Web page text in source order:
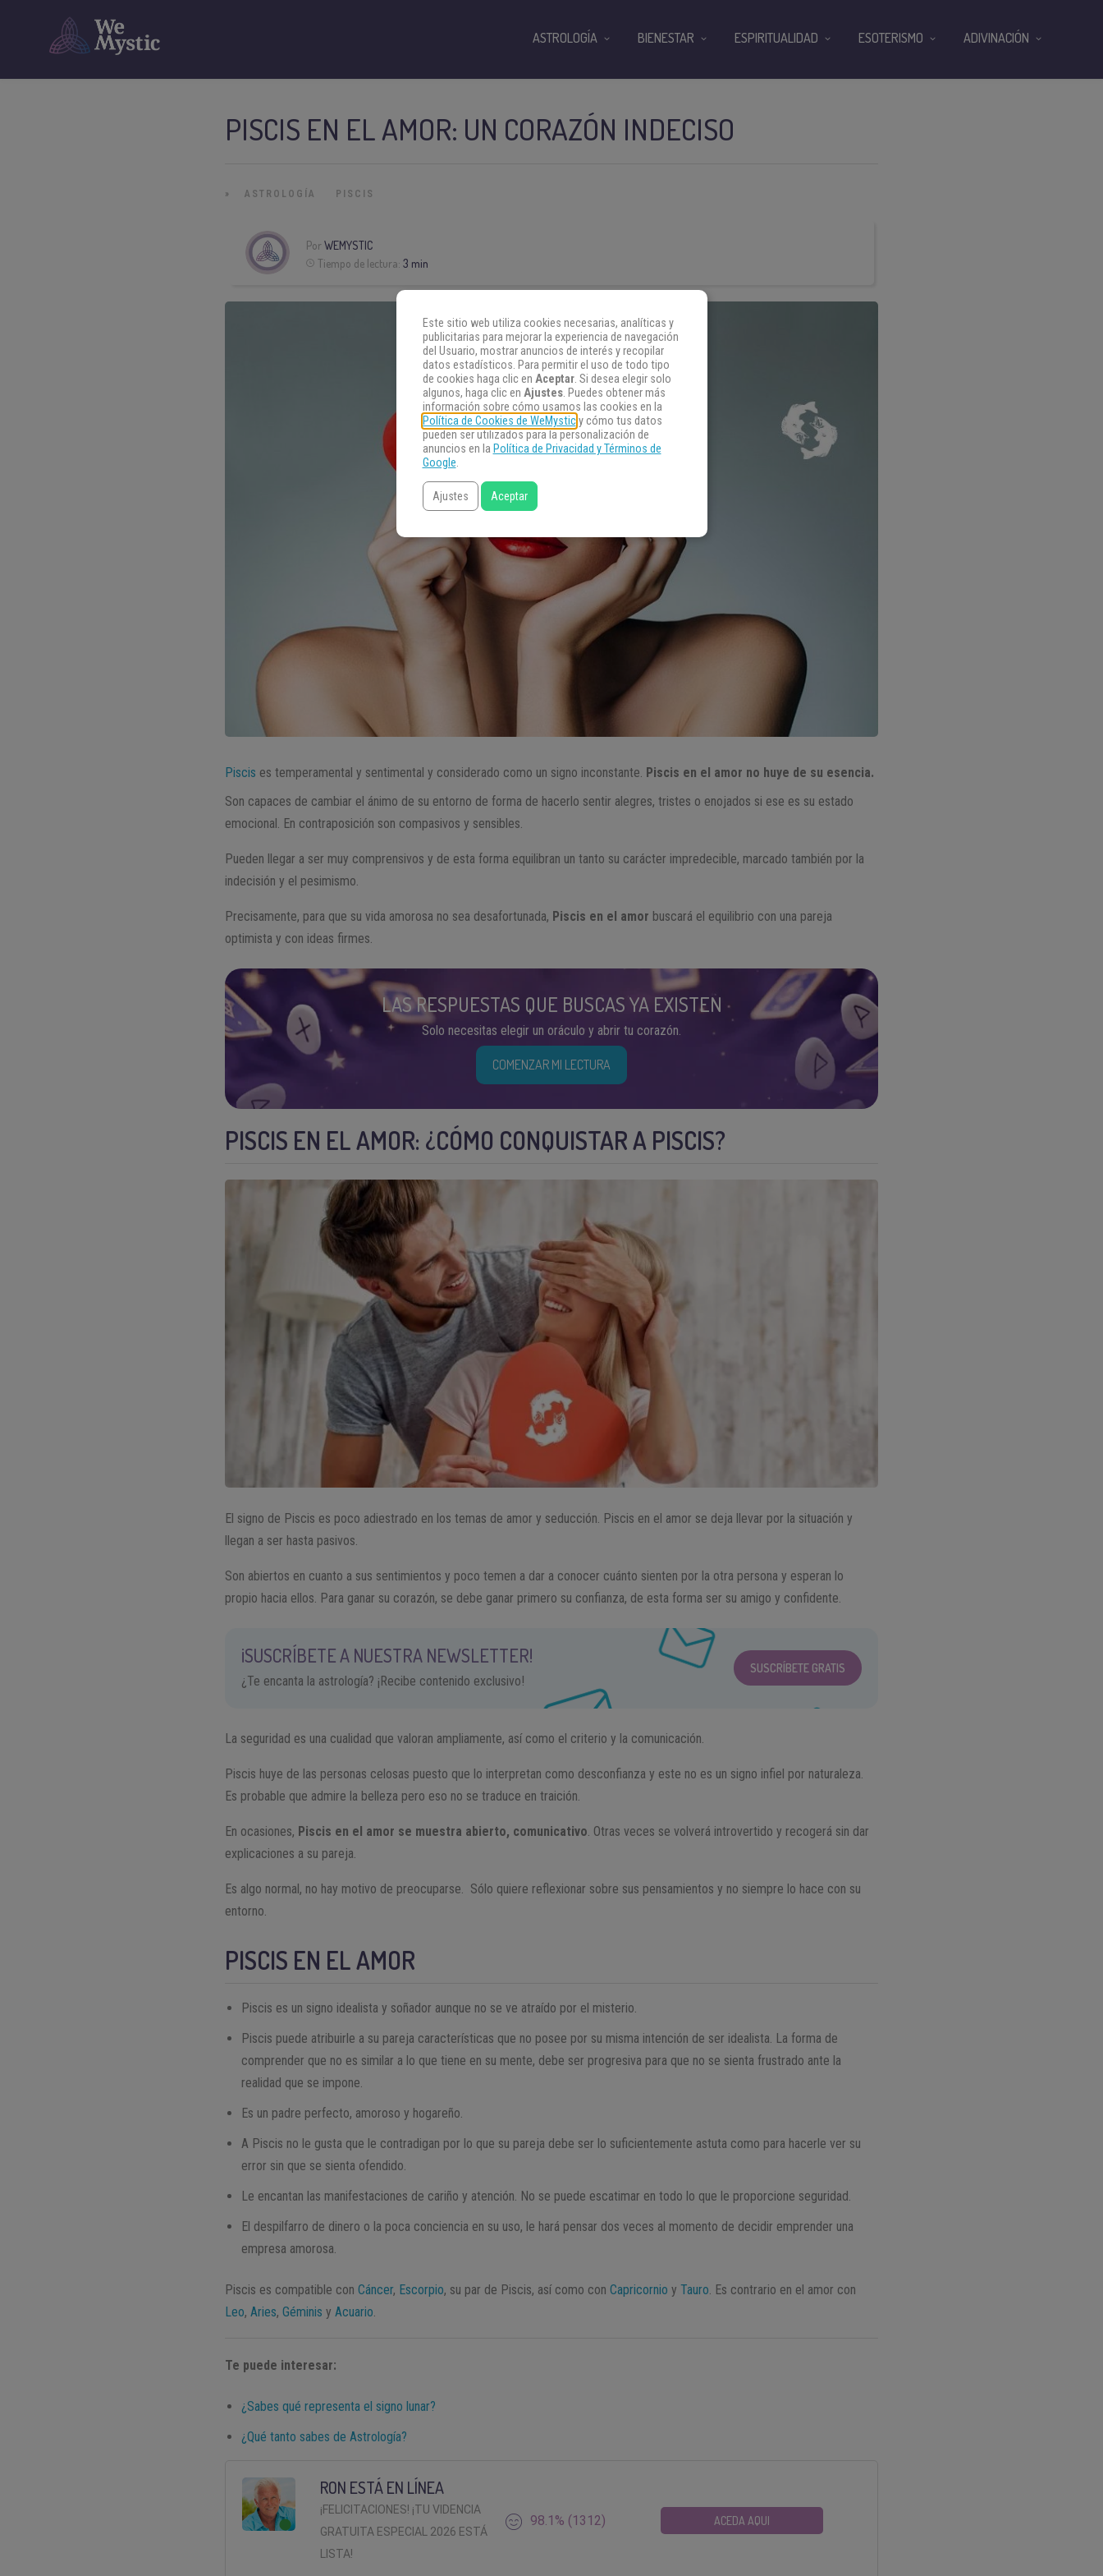
PISCIS EN EL AMOR: UN CORAZÓN INDECISO
» ASTROLOGÍA PISCIS
Por WEMYSTIC
Tiempo de lectura: 3 min
Piscis es temperamental y sentimental y considerado como un signo inconstante. Piscis en el amor no huye de su esencia.
Son capaces de cambiar el ánimo de su entorno de forma de hacerlo sentir alegres, tristes o enojados si ese es su estado
emocional. En contraposición son compasivos y sensibles.
Pueden llegar a ser muy comprensivos y de esta forma equilibran un tanto su carácter impredecible, marcado también por la
indecisión y el pesimismo.
Precisamente, para que su vida amorosa no sea desafortunada, Piscis en el amor buscará el equilibrio con una pareja
optimista y con ideas firmes.
LAS RESPUESTAS QUE BUSCAS YA EXISTEN
Solo necesitas elegir un oráculo y abrir tu corazón.
COMENZAR MI LECTURA
PISCIS EN EL AMOR: ¿CÓMO CONQUISTAR A PISCIS?
El signo de Piscis es poco adiestrado en los temas de amor y seducción. Piscis en el amor se deja llevar por la situación y
llegan a ser hasta pasivos.
Son abiertos en cuanto a sus sentimientos y poco temen a dar a conocer cuánto sienten por la otra persona y esperan lo
propio hacia ellos. Para ganar su corazón, se debe ganar primero su confianza, de esta forma ser su amigo y confidente.
¡SUSCRÍBETE A NUESTRA NEWSLETTER!
¿Te encanta la astrología? ¡Recibe contenido exclusivo!
SUSCRÍBETE GRATIS
La seguridad es una cualidad que valoran ampliamente, así como el criterio y la comunicación.
Piscis huye de las personas celosas puesto que lo interpretan como desconfianza y este no es un signo infiel por naturaleza.
Es probable que admire la belleza pero eso no se traduce en traición.
En ocasiones, Piscis en el amor se muestra abierto, comunicativo. Otras veces se volverá introvertido y recogerá sin dar
explicaciones a su pareja.
Es algo normal, no hay motivo de preocuparse. Sólo quiere reflexionar sobre sus pensamientos y no siempre lo hace con su
entorno.
PISCIS EN EL AMOR
Piscis es un signo idealista y soñador aunque no se ve atraído por el misterio.
Piscis puede atribuirle a su pareja características que no posee por su misma intención de ser idealista. La forma de
comprender que no es similar a lo que tiene en su mente, debe ser progresiva para que no se sienta frustrado ante la
realidad que se impone.
Es un padre perfecto, amoroso y hogareño.
A Piscis no le gusta que le contradigan por lo que su pareja debe ser lo suficientemente astuta como para hacerle ver su
error sin que se sienta ofendido.
Le encantan las manifestaciones de cariño y atención. No se puede escatimar en todo lo que le proporcione seguridad.
El despilfarro de dinero o la poca conciencia en su uso, le hará pensar dos veces al momento de decidir emprender una
empresa amorosa.
Piscis es compatible conCáncer, Escorpio, su par de Piscis, así como conCapricornio yTauro. Es contrario en el amor con
Leo,Aries,Géminis yAcuario.
Te puede interesar:
¿Sabes qué representa el signo lunar?
¿Qué tanto sabes de Astrología?
RON ESTÁ EN LÍNEA
¡FELICITACIONES! ¡TU VIDENCIA
GRATUITA ESPECIAL 2026 ESTÁ
LISTA!
98.1% (1312) ACEDA AQUI
ASTROLOGÍA BIENESTAR ESPIRITUALIDAD ESOTERISMO ADIVINACIÓN
Este sitio web utiliza cookies necesarias, analíticas y
publicitarias para mejorar la experiencia de navegación
del Usuario, mostrar anuncios de interés y recopilar
datos estadísticos. Para permitir el uso de todo tipo
de cookies haga clic en Aceptar. Si desea elegir solo
algunos, haga clic en Ajustes. Puedes obtener más
información sobre cómo usamos las cookies en la
Política de Cookies de WeMysticy cómo tus datos
pueden ser utilizados para la personalización de
anuncios en la Política de Privacidad y Términos de
Google.
Ajustes Aceptar